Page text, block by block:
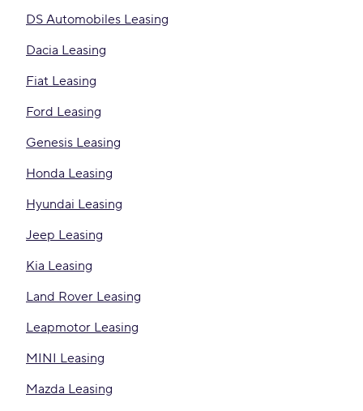
DS Automobiles Leasing
Dacia Leasing
Fiat Leasing
Ford Leasing
Genesis Leasing
Honda Leasing
Hyundai Leasing
Jeep Leasing
Kia Leasing
Land Rover Leasing
Leapmotor Leasing
MINI Leasing
Mazda Leasing